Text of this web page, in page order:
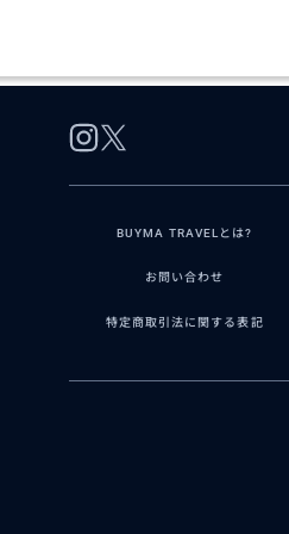
BUYMA TRAVELとは?
お問い合わせ
特定商取引法に関する表記